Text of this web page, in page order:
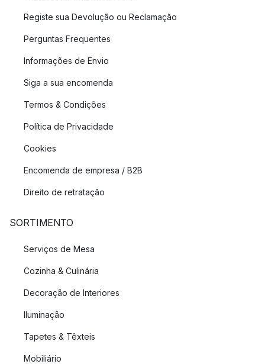
Registe sua Devolução ou Reclamação
Perguntas Frequentes
Informações de Envio
Siga a sua encomenda
Termos & Condições
Política de Privacidade
Cookies
Encomenda de empresa / B2B
Direito de retratação
SORTIMENTO
Serviços de Mesa
Cozinha & Culinária
Decoração de Interiores
Iluminação
Tapetes & Têxteis
Mobiliário